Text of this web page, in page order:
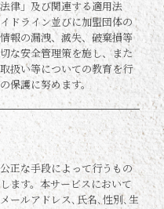
律」及び関連する適用法
ドライン並びに加盟団体の
報の漏洩、滅失、破棄損等
な安全管理策を施し、また
扱い等についての教育を行
保護に努めます。
正な手段によって行うもの
ます。本サービスにおいて
ールアドレス､氏名､性別､生